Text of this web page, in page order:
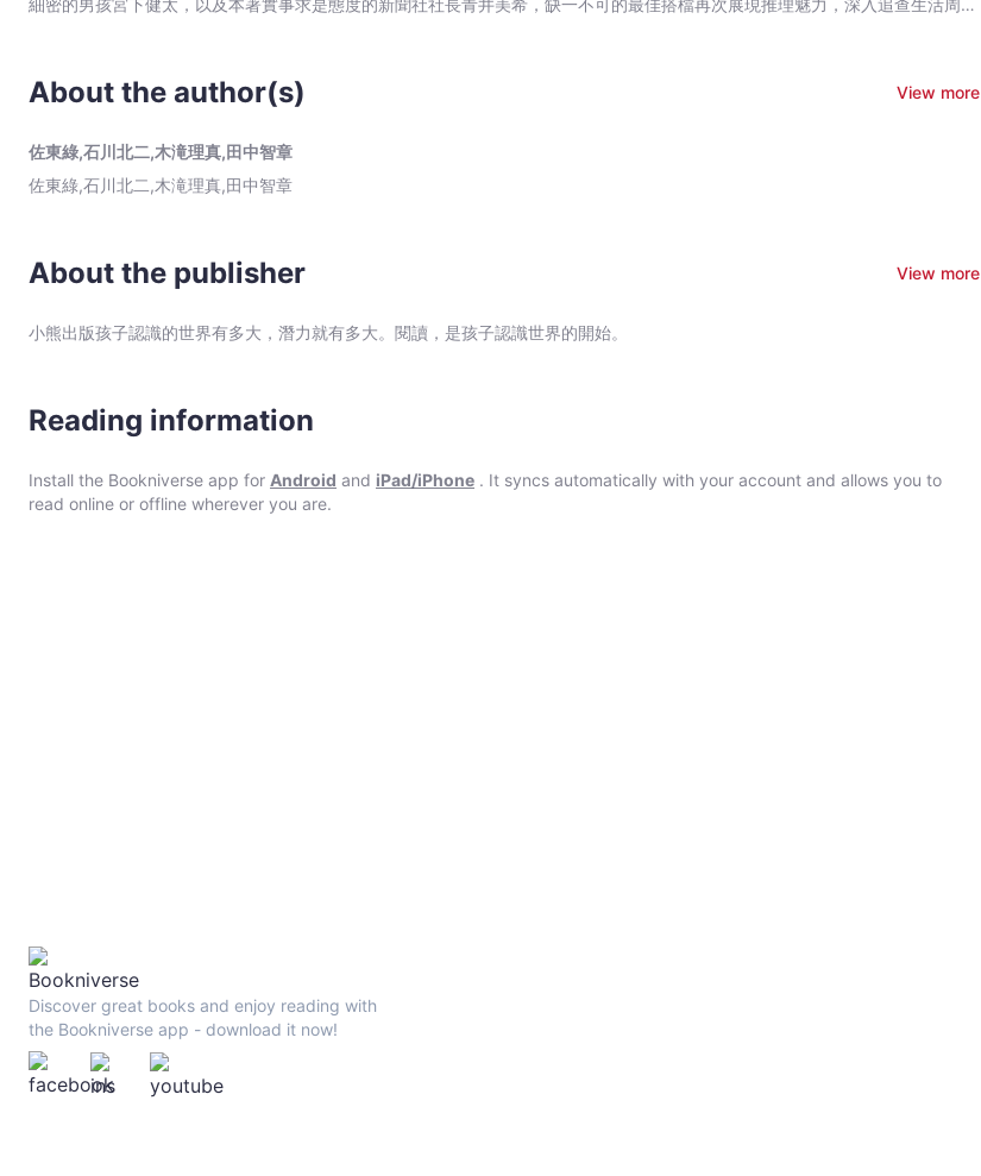
東
綠,
川
北
滝
真,
智
-
Bookniverse
細密的男孩宮下健太，以及本著實事求是態度的新聞社社長青井美希，缺一不可的最佳搭檔再次展現推理魅力，深入追查生活周遭
下健太不知所措，亟欲尋求謎野真實的幫助；另一方面，青井美希為真實架設的「名偵探謎野真實的房間」網站中，也陸續收到委
曉！ FILE 1：鬼聲呢喃的公園（分類：靈異現象） 傍晚，一名女同學經過公園時，突然下起雨來，她趕緊跑到池塘邊的
面」】 FILE 2：廢棄醫院的亡靈（分類：靈異現象） 深夜時分，人氣網紅「里歐與勘介」在廢棄的醫院裡進行直播。就
的十元硬幣霎時在碟仙紙上「唰、唰」移動了兩次，分別停在「詛」和「咒」兩個字上…… 【原理3：植物生長的祕密】
FILE 4：鑽石的祕密（分類：刑事案件‧意外） 竊賊偷走了裝有阿鐵奶奶家族傳家寶「太陽碎片」的木盒，木盒裡有真鑽石和
FILE 5：死靈館的生存遊戲（分類：刑事案件‧意外） 死靈館的主人解謎遊戲東道主綁架了真實的朋友，「綁架」一事非
有人能救出她們。自從那天過後，村裡就頻頻發生離奇的事件…… 【原理6：單擺的神奇特性】 FILE 7：少年催眠師（分
類：超能力） 美希的同班同學平田並男號稱自己擁有神祕的超能力，能夠隨意將人催眠，無奈他的詭計卻屢遭真實看破。不
必須先透過自己的雙眼確認，再下定論。 公園裡詭異的低聲呢喃、校園裡碟仙的神祕詛咒、 古老宅第裡亡靈的淒厲哭
聲、山林裡半夜搖晃的秋千…… 接踵而來的怪奇事件，是惡靈作祟，還是另有隱情？ 人物介紹 謎野真實 IQ200
About the author(s) View more
佐東綠,石川北二,木滝理真,田中智章
佐東綠,石川北二,木滝理真,田中智章
About the publisher View more
小熊出版孩子認識的世界有多大，潛力就有多大。閱讀，是孩子認識世界的開始。
Reading information
Install the Bookniverse app for Android and iPad/iPhone . It syncs automatically with your account and allows you to
read online or offline wherever you are.
Discover great books and enjoy reading with
the Bookniverse app - download it now!